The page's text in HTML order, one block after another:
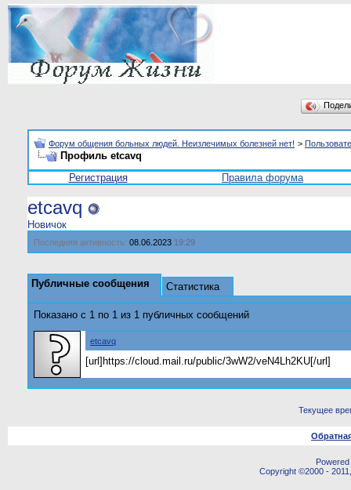
Форум общения больных людей. Неизлечимых болезней нет! >
Профиль etcavq
Регистрация
Правила форума
etcavq
Новичок
Последняя активность: 08.06.2023 19:29
Публичные сообщения Статистика
Показано с 1 по 1 из 1 публичных сообщений
etcavq
[url]https://cloud.mail.ru/public/3wW2/veN4Lh2KU[/url]
Текущее
Copyright ©2000 -